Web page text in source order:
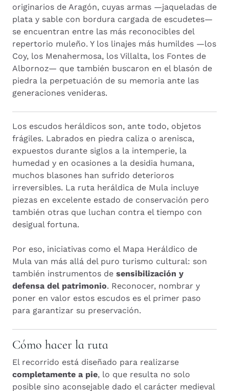
originarios de Aragón, cuyas armas —jaqueladas de
plata y sable con bordura cargada de escudetes—
se encuentran entre las más reconocibles del
repertorio muleño. Y los linajes más humildes —los
Coy, los Menahermosa, los Villalta, los Fontes de
Albornoz— que también buscaron en el blasón de
piedra la perpetuación de su memoria ante las
generaciones venideras.
Los escudos heráldicos son, ante todo, objetos
frágiles. Labrados en piedra caliza o arenisca,
expuestos durante siglos a la intemperie, la
humedad y en ocasiones a la desidia humana,
muchos blasones han sufrido deterioros
irreversibles. La ruta heráldica de Mula incluye
piezas en excelente estado de conservación pero
también otras que luchan contra el tiempo con
desigual fortuna.
Por eso, iniciativas como el Mapa Heráldico de
Mula van más allá del puro turismo cultural: son
también instrumentos de sensibilización y
defensa del patrimonio. Reconocer, nombrar y
poner en valor estos escudos es el primer paso
para garantizar su preservación.
Cómo hacer la ruta
El recorrido está diseñado para realizarse
completamente a pie, lo que resulta no solo
posible sino aconsejable dado el carácter medieval